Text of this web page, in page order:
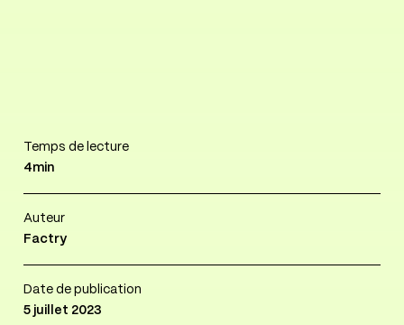
Temps de lecture
4min
Auteur
Factry
Date de publication
5 juillet 2023